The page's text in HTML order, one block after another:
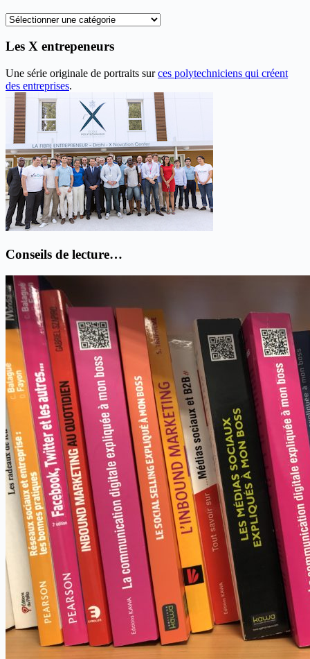
Recherche
Les X entrepeneurs
Une série originale de portraits surces polytechniciens qui créent
des entreprises.
Conseils de lecture…